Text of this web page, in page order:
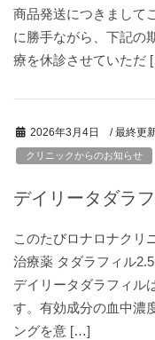
商品発送につきまして
に勝手ながら、下記の
療を休診させていただ
2026年3月4日 / 最終更
クリニックからのお知らせ
デイリータダラ
このたびロナロナクリ
治療薬 タダラフィル
デイリータダラフィル
す。有効成分の血中濃
ングを意 […]